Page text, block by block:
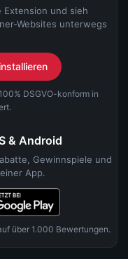
Extension und sieh
Websites unterwegs
DSGVO-konform in
& Android
Gewinnspiele und
App.
über 1.000 Bewertungen.